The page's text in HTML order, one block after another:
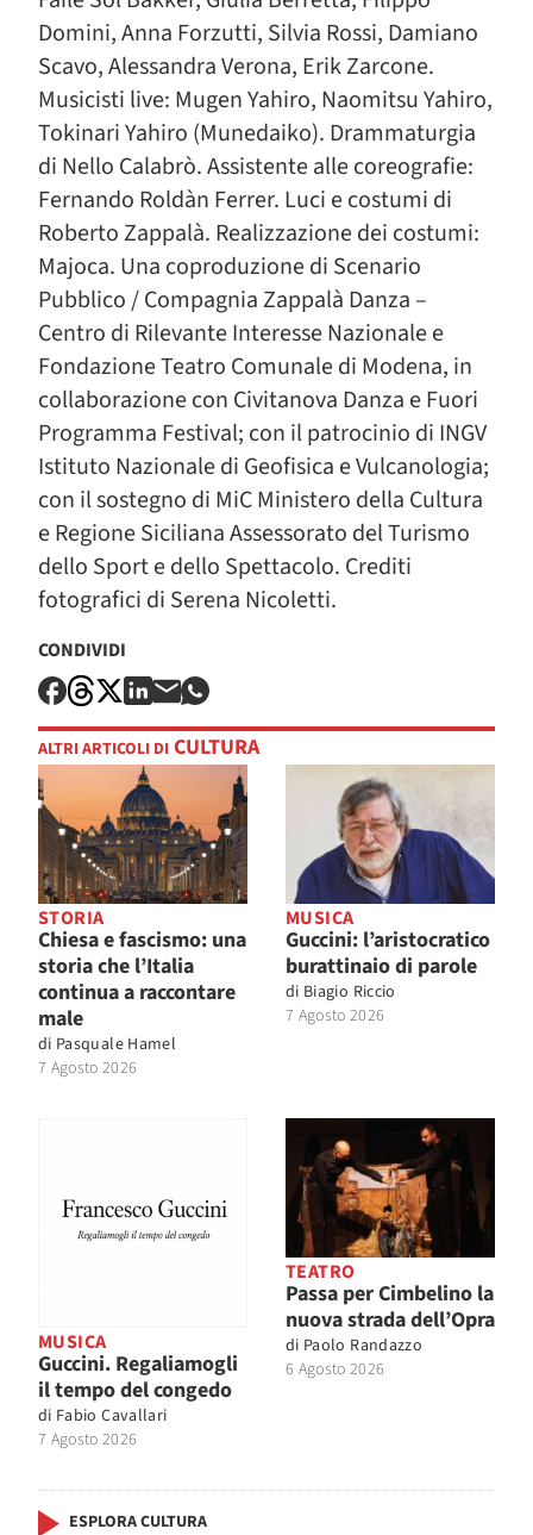
Domini, Anna Forzutti, Silvia Rossi, Damiano
Scavo, Alessandra Verona, Erik Zarcone.
Musicisti live: Mugen Yahiro, Naomitsu Yahiro,
Tokinari Yahiro (Munedaiko). Drammaturgia
di Nello Calabrò. Assistente alle coreografie:
Fernando Roldàn Ferrer. Luci e costumi di
Roberto Zappalà. Realizzazione dei costumi:
Majoca. Una coproduzione di Scenario
Pubblico / Compagnia Zappalà Danza –
Centro di Rilevante Interesse Nazionale e
Fondazione Teatro Comunale di Modena, in
collaborazione con Civitanova Danza e Fuori
Programma Festival; con il patrocinio di INGV
Istituto Nazionale di Geofisica e Vulcanologia;
con il sostegno di MiC Ministero della Cultura
e Regione Siciliana Assessorato del Turismo
dello Sport e dello Spettacolo. Crediti
fotografici di Serena Nicoletti.
CONDIVIDI
ALTRI ARTICOLI DI CULTURA
STORIA
Chiesa e fascismo: una
storia che l’Italia
continua a raccontare
male
di Pasquale Hamel
7 Agosto 2026
MUSICA
Guccini: l’aristocratico
burattinaio di parole
di Biagio Riccio
7 Agosto 2026
MUSICA
Guccini. Regaliamogli
il tempo del congedo
di Fabio Cavallari
7 Agosto 2026
TEATRO
Passa per Cimbelino la
nuova strada dell’Opra
di Paolo Randazzo
6 Agosto 2026
ESPLORA CULTURA